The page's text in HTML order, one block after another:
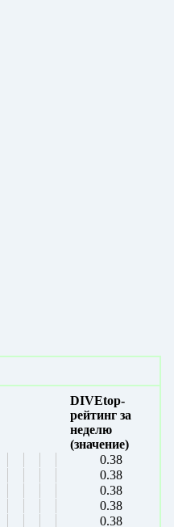
DIVEtop-
рейтинг за
неделю
(значение)
0.38
0.38
0.38
0.38
0.38